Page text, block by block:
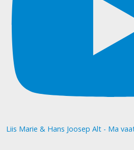
Liis Marie & Hans Joosep Alt - Ma